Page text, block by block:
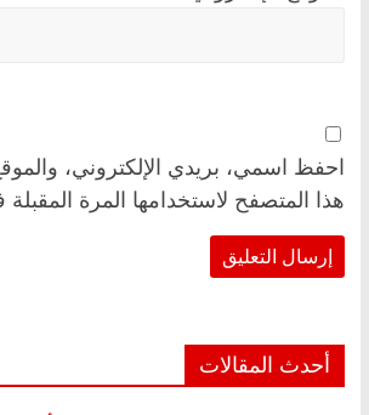
احفظ اسمي، بريدي الإلكتروني،
هذا المتصفح لاستخدامها المرة
أحدث المقالات